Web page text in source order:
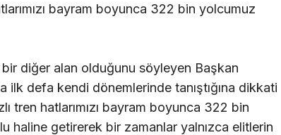
bayram boyunca 322 bin yolcumuz
diğer alan olduğunu söyleyen Başkan
ilk defa kendi dönemlerinde tanıştığına dikkati
tren hatlarımızı bayram boyunca 322 bin
haline getirerek bir zamanlar yalnızca elitlerin